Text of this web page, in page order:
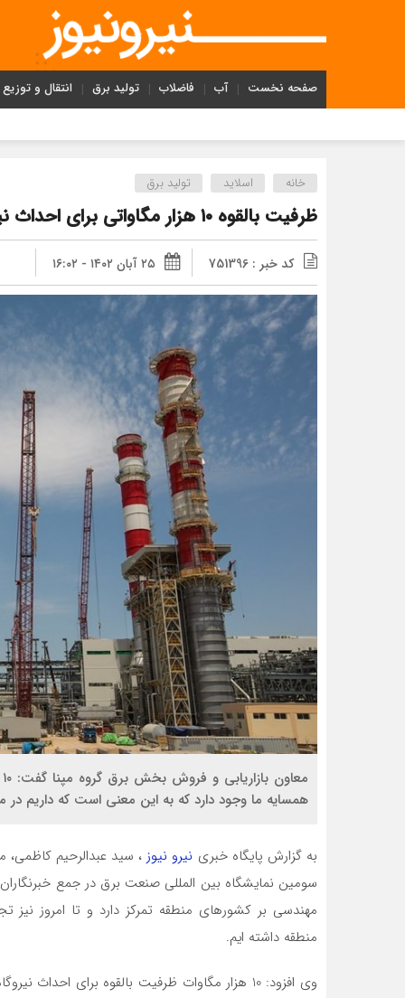
صفحه نخست آب فاضلاب تولید برق انتقال و توزیع
خانه اسلاید تولید برق
ظرفیت بالقوه ۱۰ هزار مگاواتی برای احداث نیروگاه در کشورهای همسایه
کد خبر : 751396 ۲۵ آبان ۱۴۰۲ - ۱۶:۰۲
همسایه ما وجود دارد که به این معنی است که داریم در مورد یک ظرفیت ۶
به گزارش پایگاه خبری نیرو نیوز، سید عبدالرحیم
سومین نمایشگاه بین المللی صنعت برق در جمع
مهندسی بر کشورهای منطقه تمرکز دارد و تا امروز
منطقه داشته ایم.
وی افزود: 10 هزار مگاوات ظرفیت بالقوه برای